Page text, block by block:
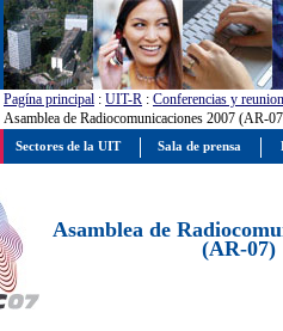
Pagína principal : UIT-R : Conferencias y
Asamblea de Radiocomunicaciones 2007 (AR-
Asamblea de
(AR-07)
Sectores de la UIT Sala de prensa